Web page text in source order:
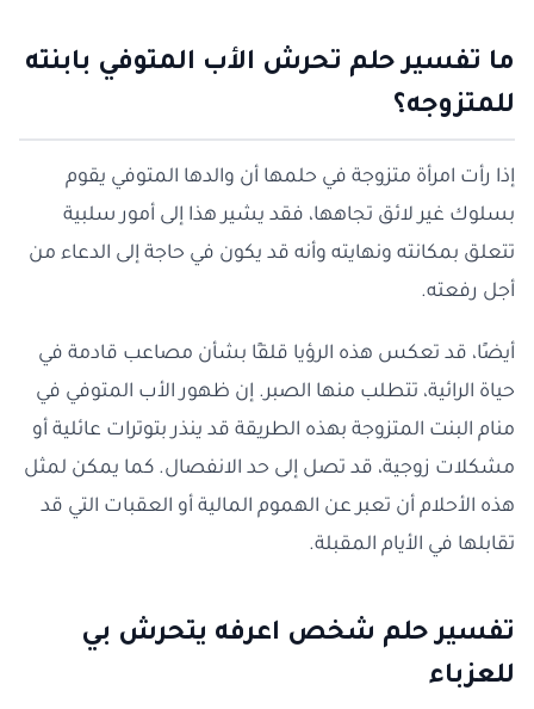
ما تفسير حلم تحرش الأب المتوفي بابنته
للمتزوجه؟
إذا رأت امرأة متزوجة في حلمها أن والدها المتوفي يقوم
بسلوك غير لائق تجاهها، فقد يشير هذا إلى أمور سلبية
تتعلق بمكانته ونهايته وأنه قد يكون في حاجة إلى الدعاء من
أجل رفعته.
أيضًا، قد تعكس هذه الرؤيا قلقًا بشأن مصاعب قادمة في
حياة الرائية، تتطلب منها الصبر. إن ظهور الأب المتوفي في
منام البنت المتزوجة بهذه الطريقة قد ينذر بتوترات عائلية أو
مشكلات زوجية، قد تصل إلى حد الانفصال. كما يمكن لمثل
هذه الأحلام أن تعبر عن الهموم المالية أو العقبات التي قد
تقابلها في الأيام المقبلة.
تفسير حلم شخص اعرفه يتحرش بي
للعزباء